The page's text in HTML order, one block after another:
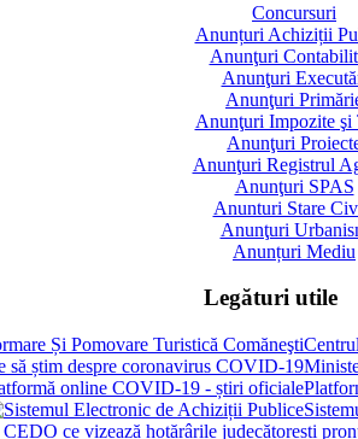
Concursuri
Anunțuri Achiziții
Anunţuri
Anunţuri
Anunţuri
Anunţuri Impozite şi
Anunţuri
Anunţuri Registrul
Anunţuri SPAS
Anunturi Stare
Anunţuri
Anunțuri Mediu
Legături utile